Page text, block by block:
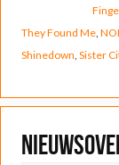
They Found Me,
Shinedown Sister